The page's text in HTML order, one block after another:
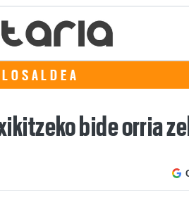
bide orria